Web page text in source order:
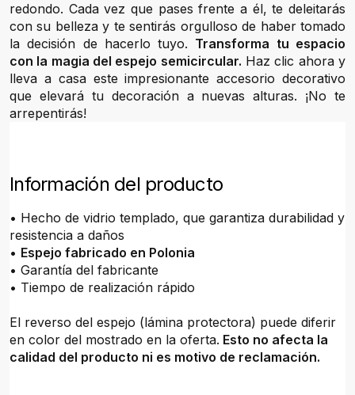
redondo. Cada vez que pases frente a él, te deleitarás
con su belleza y te sentirás orgulloso de haber tomado
la decisión de hacerlo tuyo. Transforma tu espacio
con la magia del espejo semicircular. Haz clic ahora y
lleva a casa este impresionante accesorio decorativo
que elevará tu decoración a nuevas alturas. ¡No te
arrepentirás!
Información del producto
• Hecho de vidrio templado, que garantiza durabilidad y
resistencia a daños
• Espejo fabricado en Polonia
• Garantía del fabricante
• Tiempo de realización rápido
El reverso del espejo (lámina protectora) puede diferir
en color del mostrado en la oferta. Esto no afecta la
calidad del producto ni es motivo de reclamación.